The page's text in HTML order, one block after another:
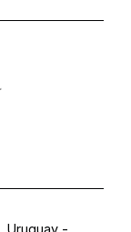
Uruguay-